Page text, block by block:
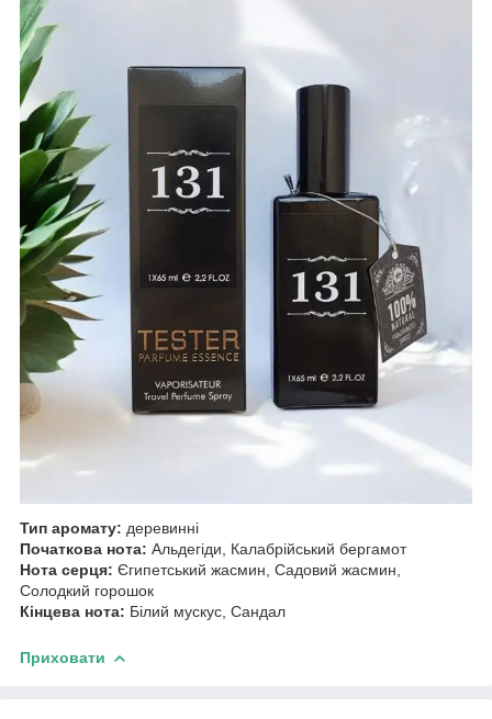
Тип аромату: деревинні
Початкова нота: Альдегіди, Калабрійський бергамот
Нота серця: Єгипетський жасмин, Садовий жасмин,
Солодкий горошок
Кінцева нота: Білий мускус, Сандал
Приховати